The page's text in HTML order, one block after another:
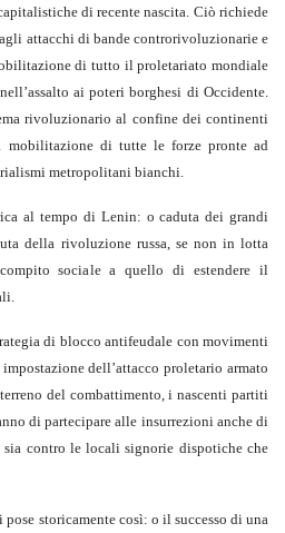
di recente nascita. Ciò richiede
attacchi di bande controrivoluzionarie e
di tutto il proletariato mondiale
ai poteri borghesi di Occidente.
rivoluzionario al confine dei continenti
di tutte le forze pronte ad
metropolitani bianchi.
al tempo di Lenin: o caduta dei grandi
della rivoluzione russa, se non in lotta
sociale a quello di estendere il
di blocco antifeudale con movimenti
dell’attacco proletario armato
del combattimento, i nascenti partiti
di partecipare alle insurrezioni anche di
contro le locali signorie dispotiche che
storicamente così: o il successo di una